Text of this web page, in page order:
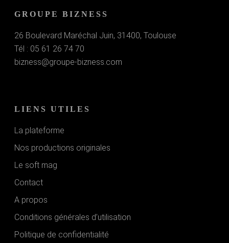
GROUPE BIZNESS
26 Boulevard Maréchal Juin, 31400, Toulouse
Tél : 05 61 26 74 70
bizness@groupe-bizness.com
LIENS UTILES
La plateforme
Nos productions originales
Le soft mag
Contact
A propos
Conditions générales d’utilisation
Politique de confidentialité